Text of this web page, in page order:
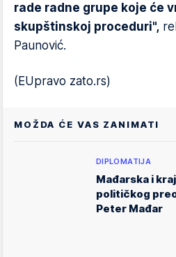
rade radne grupe koje će
skupštinskoj proceduri",
Paunović.
(EUpravo zato.rs)
MOŽDA ĆE VAS ZANIMATI
DIPLOMATIJA
Mađarska i
političkog
Peter Mađar